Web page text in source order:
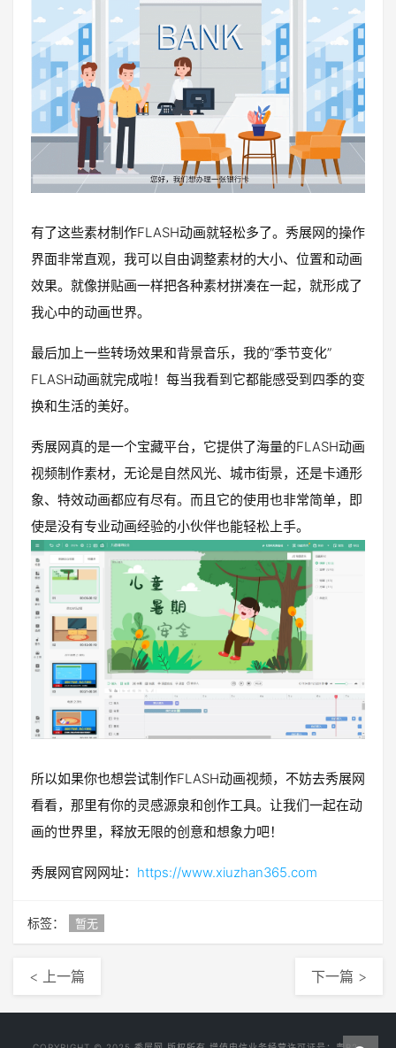
有了这些素材制作FLASH动画就轻松多了。秀展网的操作
界面非常直观，我可以自由调整素材的大小、位置和动画
效果。就像拼贴画一样把各种素材拼凑在一起，就形成了
我心中的动画世界。
最后加上一些转场效果和背景音乐，我的“季节变化”
FLASH动画就完成啦！每当我看到它都能感受到四季的变
换和生活的美好。
秀展网真的是一个宝藏平台，它提供了海量的FLASH动画
视频制作素材，无论是自然风光、城市街景，还是卡通形
象、特效动画都应有尽有。而且它的使用也非常简单，即
使是没有专业动画经验的小伙伴也能轻松上手。
所以如果你也想尝试制作FLASH动画视频，不妨去秀展网
看看，那里有你的灵感源泉和创作工具。让我们一起在动
画的世界里，释放无限的创意和想象力吧！
秀展网官网网址： https://www.xiuzhan365.com
标签： 暂无
< 上一篇 下一篇 >